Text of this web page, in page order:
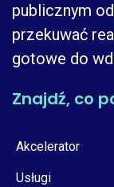
publicznym
przekuwać
gotowe do
Znajdź, co
Akcelerator
Usługi